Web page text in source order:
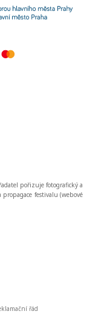
pořizuje fotografický a
festivalu (webové
řád